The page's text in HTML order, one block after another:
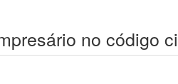
no código